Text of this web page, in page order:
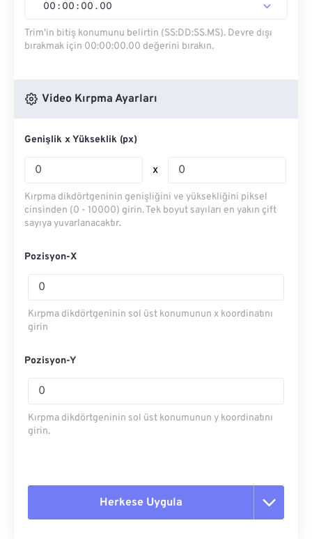
00 : 00 : 00 . 00
Trim'in bitiş konumunu belirtin (SS:DD:SS.MS). Devre dışı
bırakmak için 00:00:00.00 değerini bırakın.
Video Kırpma Ayarları
Genişlik x Yükseklik (px)
x
Kırpma dikdörtgeninin genişliğini ve yüksekliğini piksel
cinsinden (0 - 10000) girin. Tek boyut sayıları en yakın çift
sayıya yuvarlanacaktır.
Pozisyon-X
Kırpma dikdörtgeninin sol üst konumunun x koordinatını
girin
Pozisyon-Y
Kırpma dikdörtgeninin sol üst konumunun y koordinatını
girin.
Herkese Uygula